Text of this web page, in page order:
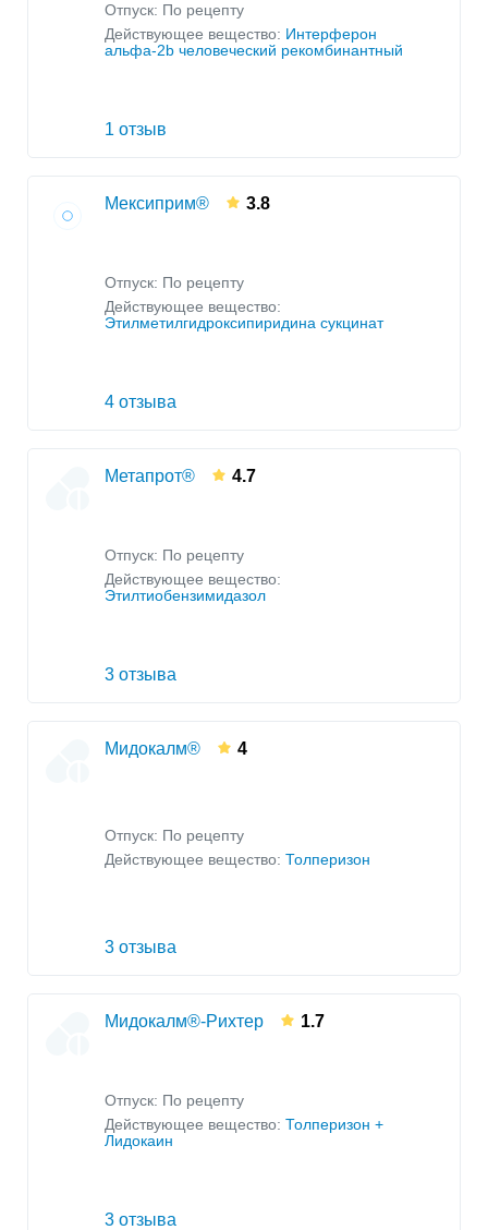
Отпуск: По рецепту
Действующее вещество: Интерферон
альфа-2b человеческий рекомбинантный
1 отзыв
Мексиприм® 3.8
Отпуск: По рецепту
Действующее вещество:
Этилметилгидроксипиридина сукцинат
4 отзыва
Метапрот® 4.7
Отпуск: По рецепту
Действующее вещество:
Этилтиобензимидазол
3 отзыва
Мидокалм® 4
Отпуск: По рецепту
Действующее вещество: Толперизон
3 отзыва
Мидокалм®-Рихтер 1.7
Отпуск: По рецепту
Действующее вещество: Толперизон +
Лидокаин
3 отзыва